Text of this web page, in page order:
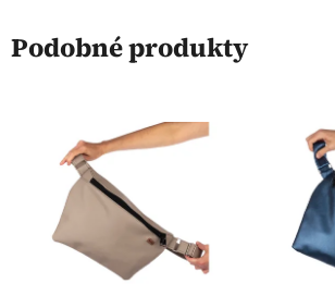
Podobné produkty